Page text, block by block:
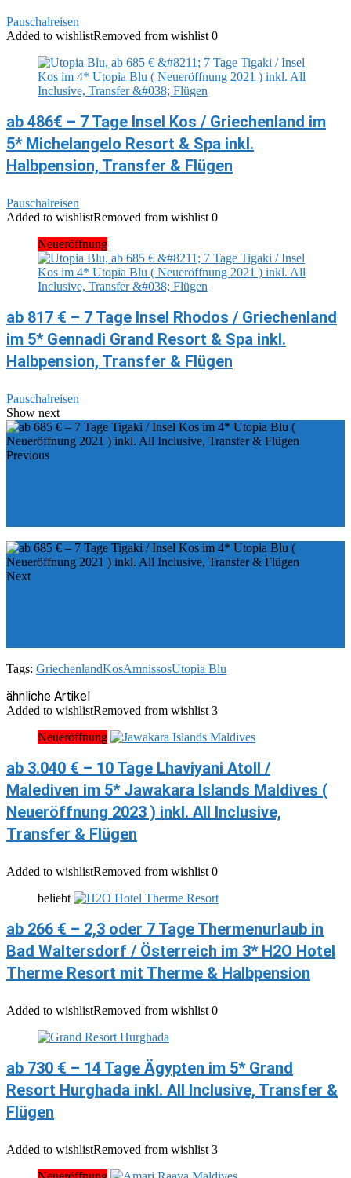
Pauschalreisen
Added to wishlistRemoved from wishlist 0
ab 486€ – 7 Tage Insel Kos / Griechenland im
5* Michelangelo Resort & Spa inkl.
Halbpension, Transfer & Flügen
Pauschalreisen
Added to wishlistRemoved from wishlist 0
Neueröffnung
ab 817 € – 7 Tage Insel Rhodos / Griechenland
im 5* Gennadi Grand Resort & Spa inkl.
Halbpension, Transfer & Flügen
Pauschalreisen
Show next
Previous
Next
Tags: GriechenlandKosAmnissosUtopia Blu
ähnliche Artikel
Added to wishlistRemoved from wishlist 3
Neueröffnung
ab 3.040 € – 10 Tage Lhaviyani Atoll /
Malediven im 5* Jawakara Islands Maldives (
Neueröffnung 2023 ) inkl. All Inclusive,
Transfer & Flügen
Added to wishlistRemoved from wishlist 0
beliebt
ab 266 € – 2,3 oder 7 Tage Thermenurlaub in
Bad Waltersdorf / Österreich im 3* H2O Hotel
Therme Resort mit Therme & Halbpension
Added to wishlistRemoved from wishlist 0
ab 730 € – 14 Tage Ägypten im 5* Grand
Resort Hurghada inkl. All Inclusive, Transfer &
Flügen
Added to wishlistRemoved from wishlist 3